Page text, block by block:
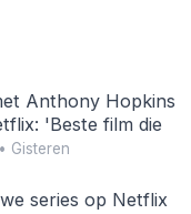
Anthony Hopkins
'Beste film die
• Gisteren
series op Netflix